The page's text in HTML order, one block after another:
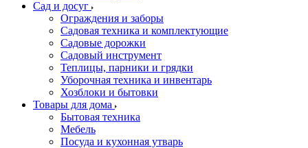
Сад и досуг
Ограждения и заборы
Садовая техника и комплектующие
Садовые дорожки
Садовый инструмент
Теплицы, парники и грядки
Уборочная техника и инвентарь
Хозблоки и бытовки
Товары для дома
Бытовая техника
Мебель
Посуда и кухонная утварь